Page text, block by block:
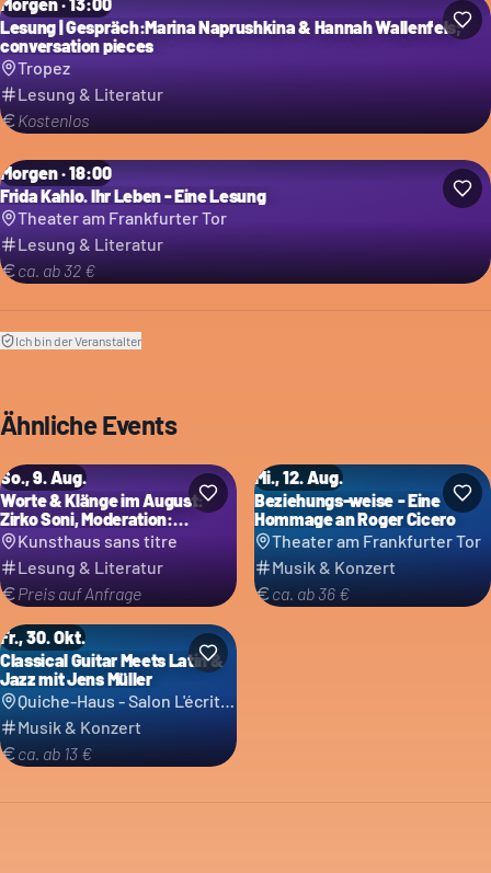
Lesung | Gespräch:Marina Naprushkina & Hannah Wallenfels;
conversation pieces
Tropez
Lesung & Literatur
Kostenlos
Morgen · 18:00
Frida Kahlo. Ihr Leben - Eine Lesung
Theater am Frankfurter Tor
Lesung & Literatur
ca. ab 32 €
Ich bin der Veranstalter
Ähnliche Events
So., 9. Aug.
Worte & Klänge im August:
Zirko Soni, Moderation:
Jacqueline Bleinagel
Kunsthaus sans titre
Lesung & Literatur
Preis auf Anfrage
Mi., 12. Aug.
Beziehungs-weise - Eine
Hommage an Roger Cicero
Theater am Frankfurter Tor
Musik & Konzert
ca. ab 36 €
Fr., 30. Okt.
Classical Guitar Meets Latin &
Jazz mit Jens Müller
Quiche-Haus - Salon L'écritoire
Musik & Konzert
ca. ab 13 €